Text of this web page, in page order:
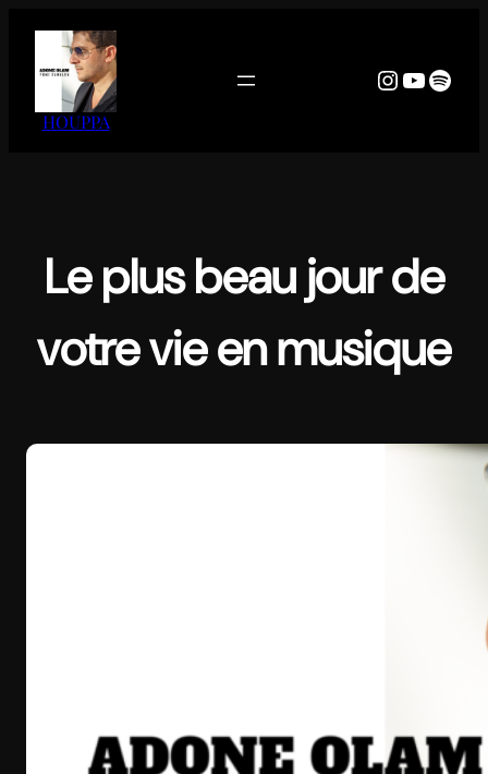
contenu
HOUPPA
Le plus beau jour de
votre vie en musique